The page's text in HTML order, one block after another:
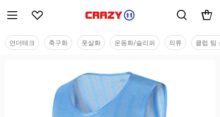
언더테크 축구화 풋살화 운동화/슬리퍼 의류 클럽 팀